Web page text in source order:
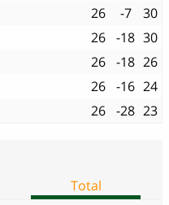
26 -7
30
26 -18 30
26 -18 26
26 -16 24
26 -28 23
Total